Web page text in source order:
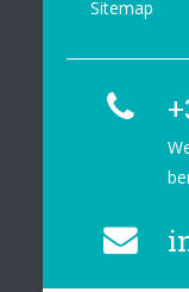
Sitemap